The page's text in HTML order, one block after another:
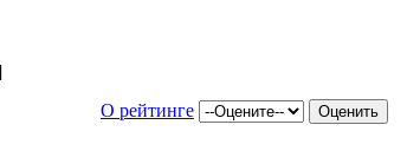
О рейтинге